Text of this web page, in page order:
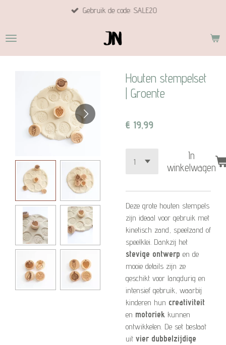
naar
hoofdinhoud
Gebruik de code: SALE20
Houten stempelset
| Groente
€ 19,99
In
winkelwagen
Deze grote houten stempels
zijn ideaal voor gebruik met
kinetisch zand, speelzand of
speelklei. Dankzij het
stevige ontwerp en de
mooie details zijn ze
geschikt voor langdurig en
intensief gebruik, waarbij
kinderen hun creativiteit
en motoriek kunnen
ontwikkelen. De set bestaat
uit vier dubbelzijdige